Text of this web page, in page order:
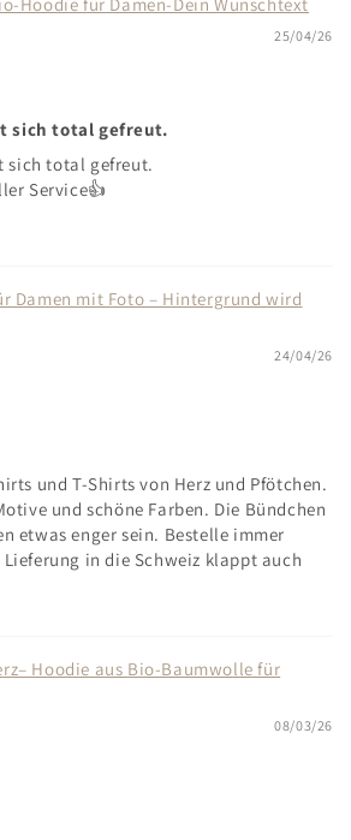
25/04/26
sich total gefreut.
sich total gefreut.
Service👍
Damen mit Foto – Hintergrund wird
24/04/26
und T-Shirts von Herz und Pfötchen.
und schöne Farben. Die Bündchen
etwas enger sein. Bestelle immer
in die Schweiz klappt auch
Hoodie aus Bio-Baumwolle für
08/03/26